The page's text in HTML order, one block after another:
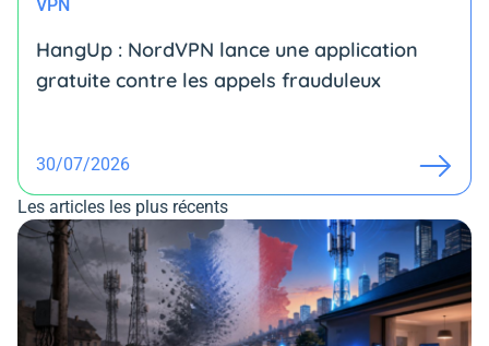
VPN
HangUp : NordVPN lance une application
gratuite contre les appels frauduleux
30/07/2026
Les articles les plus récents